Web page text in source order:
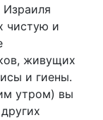
Израиля
чистую и
живущих
и гиены.
утром) вы